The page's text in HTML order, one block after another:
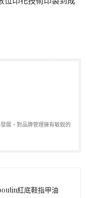
展，對品牌管理擁有敏銳的
紅底鞋指甲油